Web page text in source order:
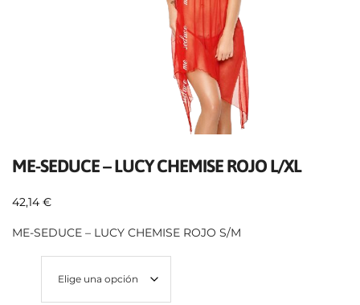
ME-SEDUCE – LUCY CHEMISE ROJO L/XL
42,14 €
ME-SEDUCE – LUCY CHEMISE ROJO S/M